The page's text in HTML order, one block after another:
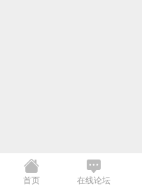
首页 在线论坛